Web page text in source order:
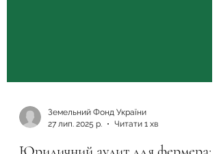
27 лип. 2025 р.
Читати 1 хв